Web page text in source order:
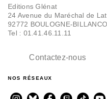
Editions Glénat
24 Avenue du Maréchal de
92772 BOULOGNE-
Tel : 01.41.46.11.11
Contactez-nous
NOS RÉSEAUX